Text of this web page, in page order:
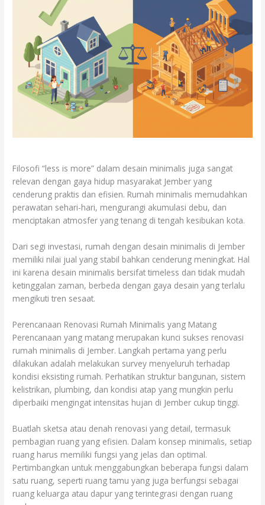
Filosofi “less is more” dalam desain minimalis juga sangat
relevan dengan gaya hidup masyarakat Jember yang
cenderung praktis dan efisien. Rumah minimalis memudahkan
perawatan sehari-hari, mengurangi akumulasi debu, dan
menciptakan atmosfer yang tenang di tengah kesibukan kota.
Dari segi investasi, rumah dengan desain minimalis di Jember
memiliki nilai jual yang stabil bahkan cenderung meningkat. Hal
ini karena desain minimalis bersifat timeless dan tidak mudah
ketinggalan zaman, berbeda dengan gaya desain yang terlalu
mengikuti tren sesaat.
Perencanaan Renovasi Rumah Minimalis yang Matang
Perencanaan yang matang merupakan kunci sukses renovasi
rumah minimalis di Jember. Langkah pertama yang perlu
dilakukan adalah melakukan survey menyeluruh terhadap
kondisi eksisting rumah. Perhatikan struktur bangunan, sistem
kelistrikan, plumbing, dan kondisi atap yang mungkin perlu
diperbaiki mengingat intensitas hujan di Jember cukup tinggi.
Buatlah sketsa atau denah renovasi yang detail, termasuk
pembagian ruang yang efisien. Dalam konsep minimalis, setiap
ruang harus memiliki fungsi yang jelas dan optimal.
Pertimbangkan untuk menggabungkan beberapa fungsi dalam
satu ruang, seperti ruang tamu yang juga berfungsi sebagai
ruang keluarga atau dapur yang terintegrasi dengan ruang